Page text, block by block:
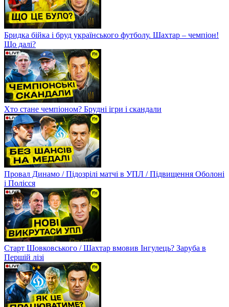
Бридка бійка і бруд українського футболу. Шахтар – чемпіон!
Що далі?
Хто стане чемпіоном? Брудні ігри і скандали
Провал Динамо / Підозрілі матчі в УПЛ / Підвищення Оболоні
і Полісся
Старт Шовковського / Шахтар вмовив Інгулець? Заруба в
Першій лізі